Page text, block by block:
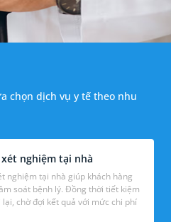
chọn dịch vụ y tế theo nhu
nghiệm tại nhà
nghiệm tại nhà giúp khách hàng
soát bệnh lý. Đồng thời tiết kiệm
chi phí